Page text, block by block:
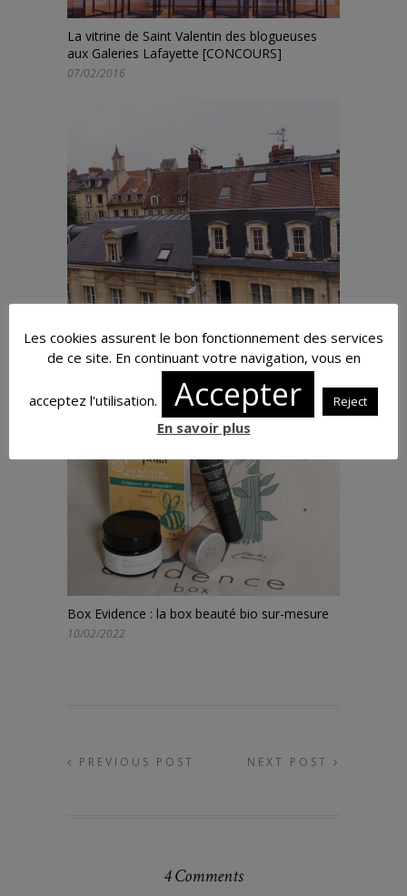
La vitrine de Saint Valentin des blogueuses
aux Galeries Lafayette [CONCOURS]
07/02/2016
03/10/2016
Box Evidence : la box beauté bio sur-mesure
10/02/2022
PREVIOUS POST NEXT POST
4 Comments
Les cookies assurent le bon fonctionnement des services
de ce site. En continuant votre navigation, vous en
acceptez l'utilisation. Accepter Reject
En savoir plus